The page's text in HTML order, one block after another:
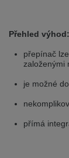
Přepněte na
Wir haben
angezeigte
Váš prohlížeč se
Přehled výhod:
přepínač
založenými
je možné
přímá